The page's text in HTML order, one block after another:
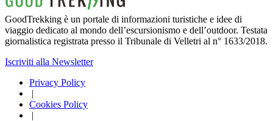
GoodTrekking è un portale di informazioni turistiche e idee di
viaggio dedicato al mondo dell’escursionismo e dell’outdoor. Testata
giornalistica registrata presso il Tribunale di Velletri al n° 1633/2018.
Iscriviti alla Newsletter
Privacy Policy
|
Cookies Policy
|